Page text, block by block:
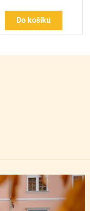
Do košíku